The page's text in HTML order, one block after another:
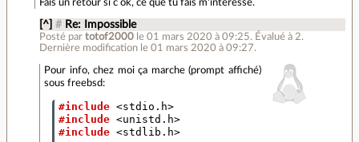
Fais un retour si c ok, ce que tu fais m'intéresse.
[^] # Re: Impossible
Posté par totof2000 le 01 mars 2020 à 09:25. Évalué à 2.
Dernière modification le 01 mars 2020 à 09:27.
Pour info, chez moi ça marche (prompt affiché)
sous freebsd:
#include <stdio.h>
#include <unistd.h>
#include <stdlib.h>